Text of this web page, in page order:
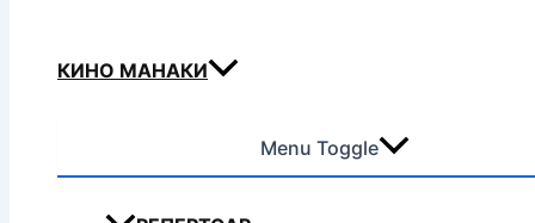
КИНО МАНАКИ
Menu Toggle